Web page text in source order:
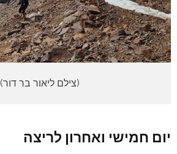
(צילם ליאור בר דור)
יום חמישי ואחרון לריצה